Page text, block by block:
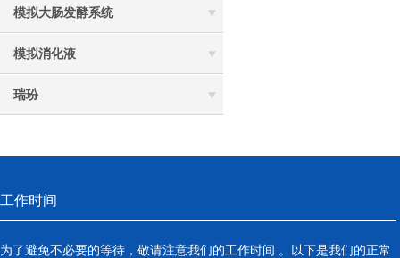
模拟大肠发酵系统
模拟消化液
瑞玢
工作时间
为了避免不必要的等待，敬请注意我们的工作时间 。以下是我们的正常